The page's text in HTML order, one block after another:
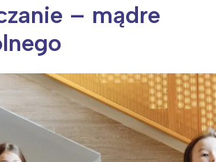
Pszczoła i kwitnący ul
– mądre